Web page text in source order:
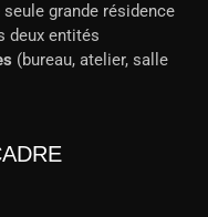
seule grande résidence
deux entités
(bureau, atelier, salle